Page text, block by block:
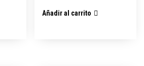
Añadir al carrito